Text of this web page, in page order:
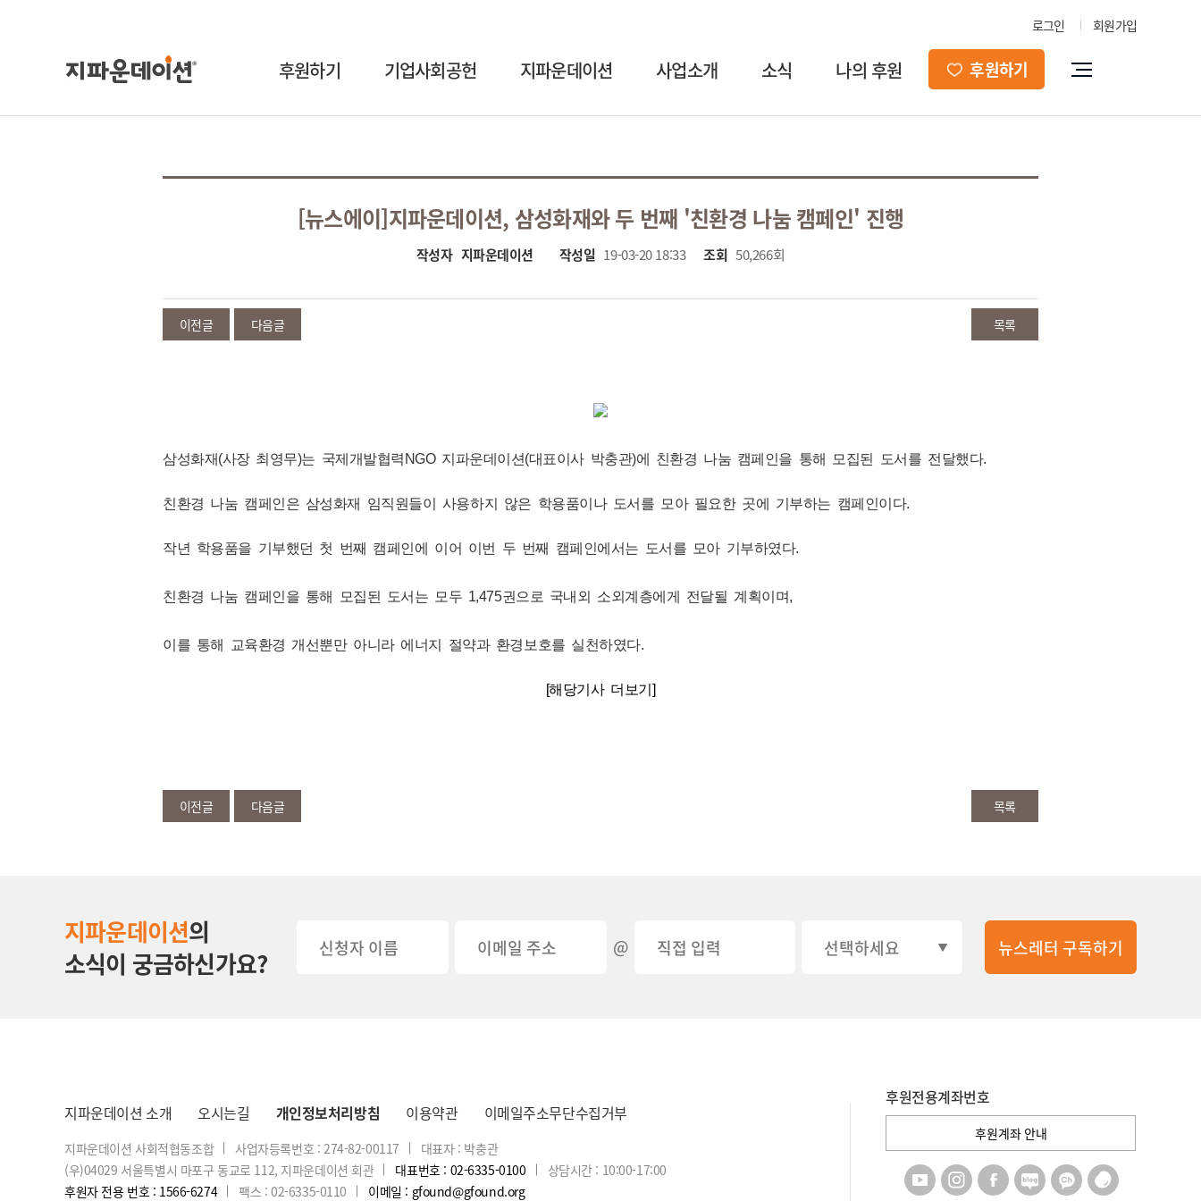
로그인 회원가입
후원하기 기업사회공헌 지파운데이션 사업소개 소식 나의 후원 후원하기
[뉴스에이]지파운데이션, 삼성화재와 두 번째 '친환경 나눔 캠페인' 진행
작성자 지파운데이션 작성일 19-03-20 18:33 조회 50,266회
이전글 다음글 목록
삼성화재(사장 최영무)는 국제개발협력NGO 지파운데이션(대표이사 박충관)에 친환경 나눔 캠페인을 통해 모집된 도서를 전달했다.
친환경 나눔 캠페인은 삼성화재 임직원들이 사용하지 않은 학용품이나 도서를 모아 필요한 곳에 기부하는 캠페인이다.
작년 학용품을 기부했던 첫 번째 캠페인에 이어 이번 두 번째 캠페인에서는 도서를 모아 기부하였다.
친환경 나눔 캠페인을 통해 모집된 도서는 모두 1,475권으로 국내외 소외계층에게 전달될 계획이며,
이를 통해 교육환경 개선뿐만 아니라 에너지 절약과 환경보호를 실천하였다.
[해당기사 더보기]
이전글 다음글 목록
지파운데이션의
소식이 궁금하신가요?
@
지파운데이션 소개 오시는길 개인정보처리방침 이용약관 이메일주소무단수집거부
지파운데이션 사회적협동조합 사업자등록번호 : 274-82-00117
대표자 : 박충관
(우)04029 서울특별시 마포구 동교로 112, 지파운데이션 회관
대표번호 : 02-6335-0100
상담시간 : 10:00-17:00
후원자 전용 번호 : 1566-6274
팩스 : 02-6335-0110 이메일 : gfound@gfound.org
후원전용계좌번호
후원계좌 안내